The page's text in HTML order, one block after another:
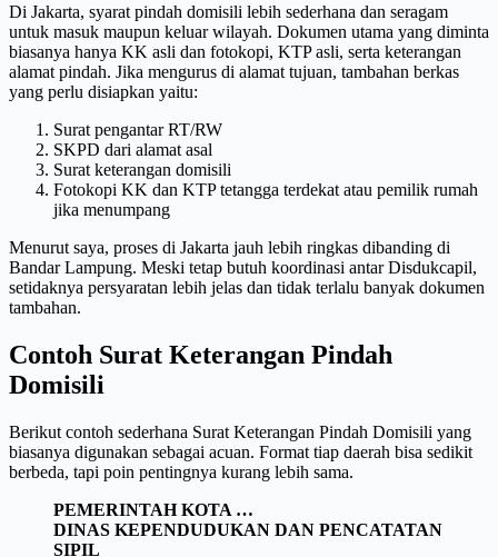
Di Jakarta, syarat pindah domisili lebih sederhana dan seragam
untuk masuk maupun keluar wilayah. Dokumen utama yang diminta
biasanya hanya KK asli dan fotokopi, KTP asli, serta keterangan
alamat pindah. Jika mengurus di alamat tujuan, tambahan berkas
yang perlu disiapkan yaitu:
Surat pengantar RT/RW
SKPD dari alamat asal
Surat keterangan domisili
Fotokopi KK dan KTP tetangga terdekat atau pemilik rumah
jika menumpang
Menurut saya, proses di Jakarta jauh lebih ringkas dibanding di
Bandar Lampung. Meski tetap butuh koordinasi antar Disdukcapil,
setidaknya persyaratan lebih jelas dan tidak terlalu banyak dokumen
tambahan.
Contoh Surat Keterangan Pindah
Domisili
Berikut contoh sederhana Surat Keterangan Pindah Domisili yang
biasanya digunakan sebagai acuan. Format tiap daerah bisa sedikit
berbeda, tapi poin pentingnya kurang lebih sama.
PEMERINTAH KOTA …
DINAS KEPENDUDUKAN DAN PENCATATAN
SIPIL